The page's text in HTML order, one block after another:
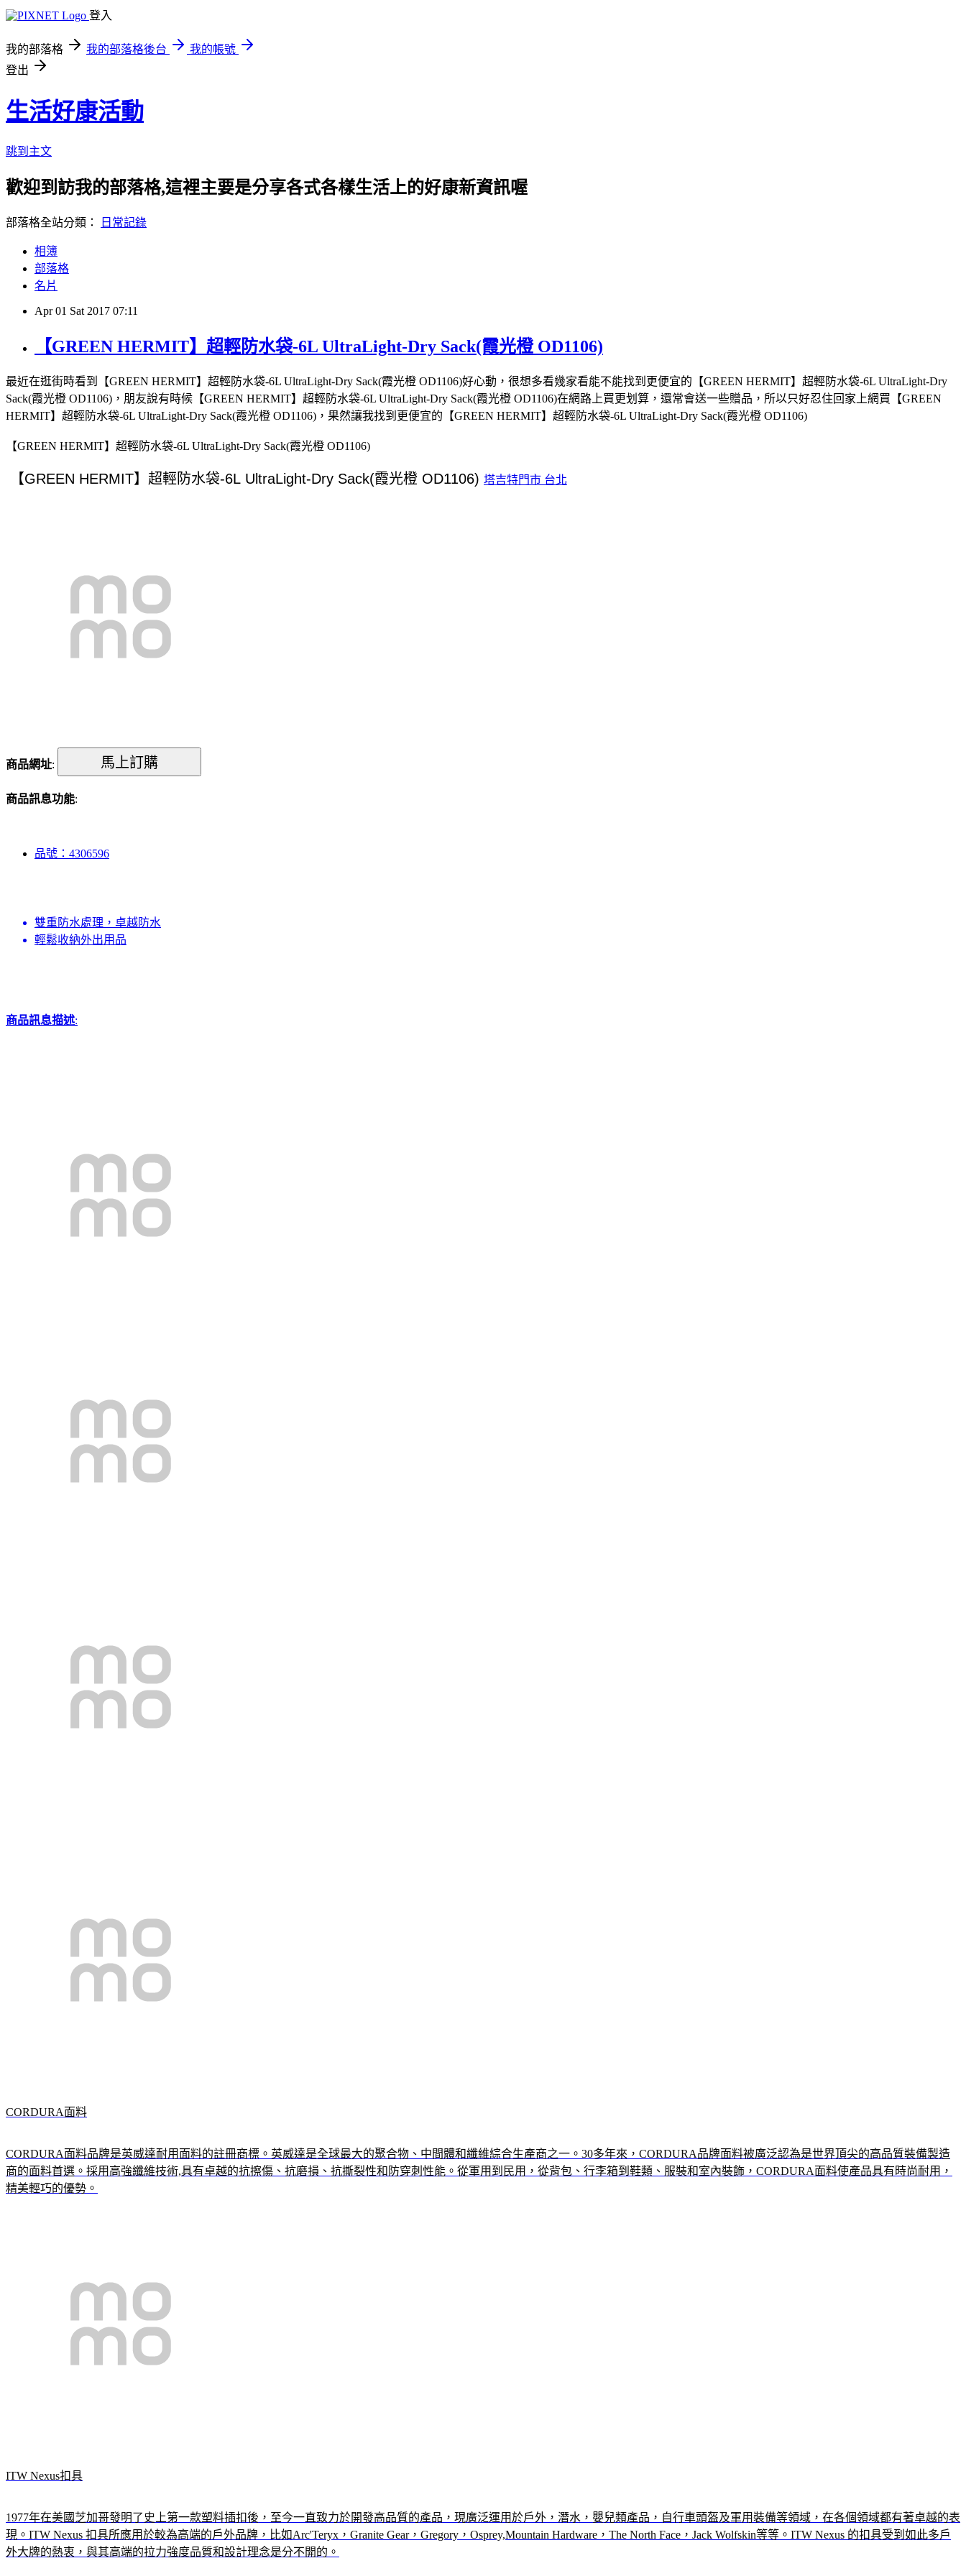
登入
我的部落格 我的部落格後台
我的帳號
登出
生活好康活動
跳到主文
歡迎到訪我的部落格,這裡主要是分享各式各樣生活上的好康新資訊喔
部落格全站分類： 日常記錄
相簿
部落格
名片
Apr 01 Sat 2017 07:11
【GREEN HERMIT】超輕防水袋-6L UltraLight-Dry Sack(霞光橙 OD1106)
最近在逛街時看到【GREEN HERMIT】超輕防水袋-6L UltraLight-Dry Sack(霞光橙 OD1106)好心動，很想多看幾家看能不能找到更便宜的【GREEN HERMIT】超輕防水袋-6L UltraLight-Dry
Sack(霞光橙 OD1106)，朋友說有時候【GREEN HERMIT】超輕防水袋-6L UltraLight-Dry Sack(霞光橙 OD1106)在網路上買更划算，還常會送一些贈品，所以只好忍住回家上網買【GREEN
HERMIT】超輕防水袋-6L UltraLight-Dry Sack(霞光橙 OD1106)，果然讓我找到更便宜的【GREEN HERMIT】超輕防水袋-6L UltraLight-Dry Sack(霞光橙 OD1106)
【GREEN HERMIT】超輕防水袋-6L UltraLight-Dry Sack(霞光橙 OD1106)
塔吉特門市 台北
商品網址:
商品訊息功能:
品號：4306596
雙重防水處理，卓越防水
輕鬆收納外出用品
商品訊息描述:
CORDURA面料
CORDURA面料品牌是英威達耐用面料的註冊商標。 英威達是全球最大的聚合物、中間體和纖維綜合生產商之一。 30多年來，CORDURA品牌面料被廣泛認為是世界頂尖的高品質裝備製造
商的面料首選。 採用高強纖維技術,具有卓越的抗擦傷、抗磨損、抗撕裂性和防穿刺性能。 從軍用到民用，從背包、行李箱到鞋類、服裝和室內裝飾，CORDURA面料使產品具有時尚耐用，
精美輕巧的優勢。
ITW Nexus扣具
1977年在美國芝加哥發明了史上第一款塑料插扣後，至今一直致力於開發高品質的產品，現廣泛運用於戶外，潛水，嬰兒類產品，自行車頭盔及軍用裝備等領域，在各個領域都有著卓越的表
現。 ITW Nexus 扣具所應用於較為高端的戶外品牌，比如Arc'Teryx，Granite Gear，Gregory，Osprey,Mountain Hardware，The North Face，Jack Wolfskin等等。 ITW Nexus 的扣具受到如此多戶
外大牌的熱衷，與其高端的拉力強度品質和設計理念是分不開的。